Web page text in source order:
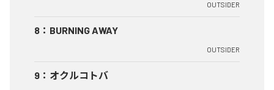
OUTSIDER
8 ： BURNING AWAY
OUTSIDER
9 ： オクルコトバ